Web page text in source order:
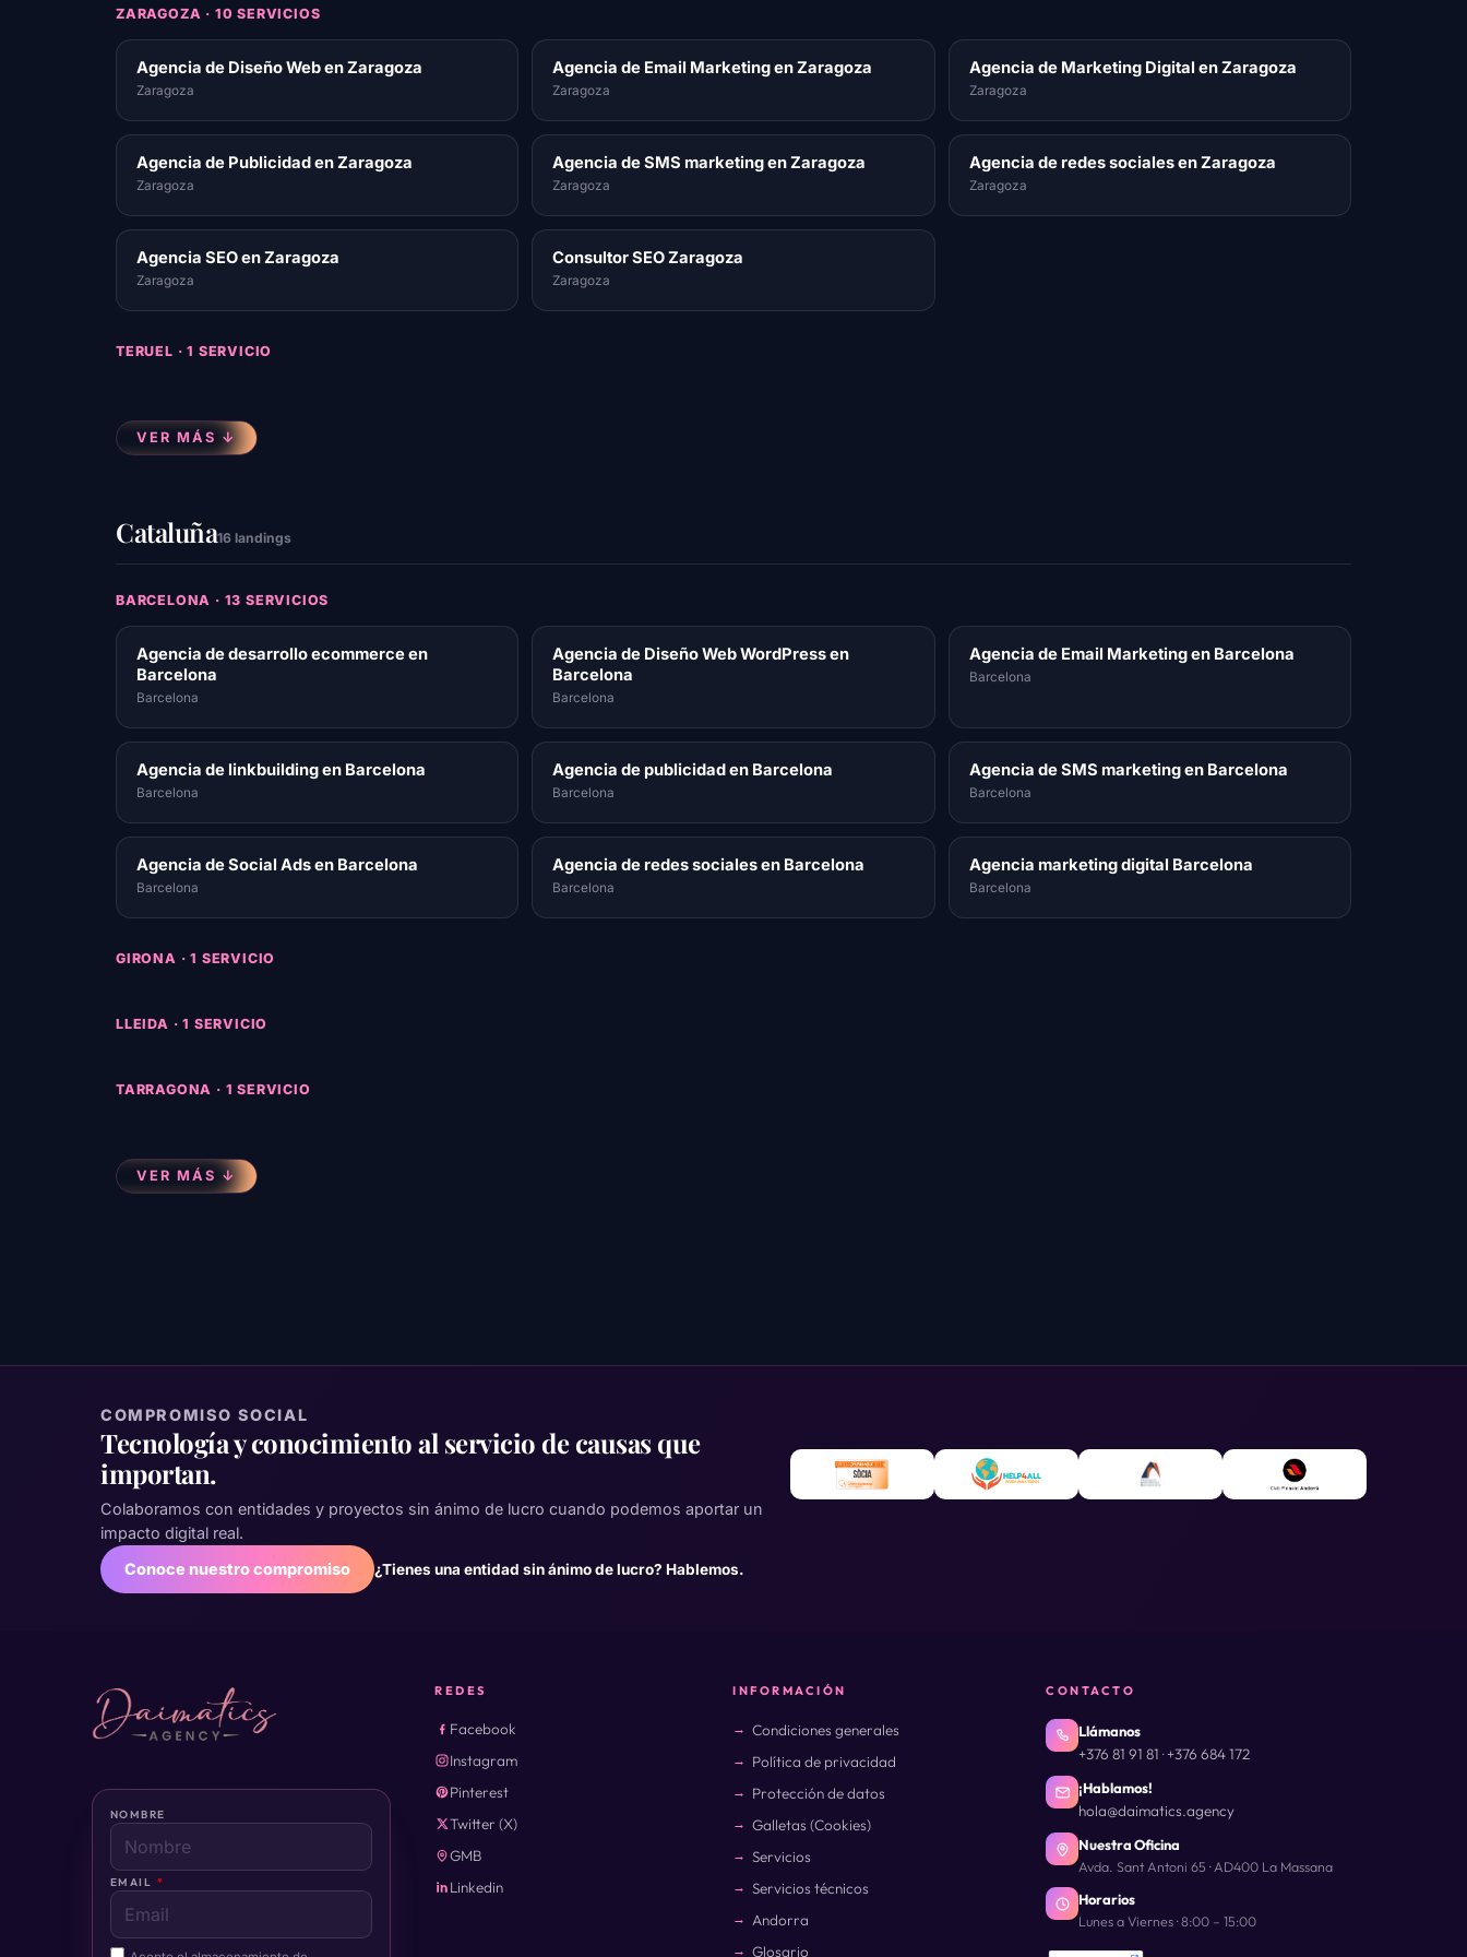
ZARAGOZA · 10 SERVICIOS
Agencia de Diseño Web en Zaragoza
Zaragoza
Agencia de Email Marketing en Zaragoza
Zaragoza
Agencia de Marketing Digital en Zaragoza
Zaragoza
Agencia de Publicidad en Zaragoza
Zaragoza
Agencia de SMS marketing en Zaragoza
Zaragoza
Agencia de redes sociales en Zaragoza
Zaragoza
Agencia SEO en Zaragoza
Zaragoza
Consultor SEO Zaragoza
Zaragoza
TERUEL · 1 SERVICIO
VER MÁS ↓
Cataluña16 landings
BARCELONA · 13 SERVICIOS
Agencia de desarrollo ecommerce en
Barcelona
Barcelona
Agencia de Diseño Web WordPress en
Barcelona
Barcelona
Agencia de Email Marketing en Barcelona
Barcelona
Agencia de linkbuilding en Barcelona
Barcelona
Agencia de publicidad en Barcelona
Barcelona
Agencia de SMS marketing en Barcelona
Barcelona
Agencia de Social Ads en Barcelona
Barcelona
Agencia de redes sociales en Barcelona
Barcelona
Agencia marketing digital Barcelona
Barcelona
GIRONA · 1 SERVICIO
LLEIDA · 1 SERVICIO
TARRAGONA · 1 SERVICIO
VER MÁS ↓
COMPROMISO SOCIAL
Tecnología y conocimiento al servicio de causas que
importan.
Colaboramos con entidades y proyectos sin ánimo de lucro cuando podemos aportar un
impacto digital real.
Conoce nuestro compromiso
¿Tienes una entidad sin ánimo de lucro? Hablemos.
NOMBRE
EMAIL
REDES
Facebook
Instagram
Pinterest
Twitter (X)
GMB
Linkedin
INFORMACIÓN
Condiciones generales
Política de privacidad
Protección de datos
Galletas (Cookies)
Servicios
Servicios técnicos
Andorra
Glosario
CONTACTO
Llámanos
+376 81 91 81 ·+376 684 172
¡Hablamos!
hola@daimatics.agency
Nuestra Oficina
Avda. Sant Antoni 65 · AD400 La Massana
Horarios
Lunes a Viernes · 8:00 – 15:00